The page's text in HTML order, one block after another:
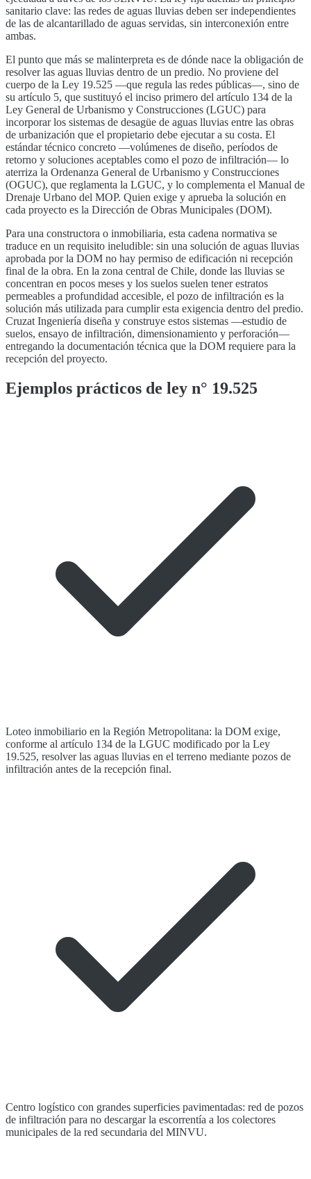
sanitario clave: las redes de aguas lluvias deben ser independientes
de las de alcantarillado de aguas servidas, sin interconexión entre
ambas.
El punto que más se malinterpreta es de dónde nace la obligación de
resolver las aguas lluvias dentro de un predio. No proviene del
cuerpo de la Ley 19.525 —que regula las redes públicas—, sino de
su artículo 5, que sustituyó el inciso primero del artículo 134 de la
Ley General de Urbanismo y Construcciones (LGUC) para
incorporar los sistemas de desagüe de aguas lluvias entre las obras
de urbanización que el propietario debe ejecutar a su costa. El
estándar técnico concreto —volúmenes de diseño, períodos de
retorno y soluciones aceptables como el pozo de infiltración— lo
aterriza la Ordenanza General de Urbanismo y Construcciones
(OGUC), que reglamenta la LGUC, y lo complementa el Manual de
Drenaje Urbano del MOP. Quien exige y aprueba la solución en
cada proyecto es la Dirección de Obras Municipales (DOM).
Para una constructora o inmobiliaria, esta cadena normativa se
traduce en un requisito ineludible: sin una solución de aguas lluvias
aprobada por la DOM no hay permiso de edificación ni recepción
final de la obra. En la zona central de Chile, donde las lluvias se
concentran en pocos meses y los suelos suelen tener estratos
permeables a profundidad accesible, el pozo de infiltración es la
solución más utilizada para cumplir esta exigencia dentro del predio.
Cruzat Ingeniería diseña y construye estos sistemas —estudio de
suelos, ensayo de infiltración, dimensionamiento y perforación—
entregando la documentación técnica que la DOM requiere para la
recepción del proyecto.
Ejemplos prácticos de ley n° 19.525
Loteo inmobiliario en la Región Metropolitana: la DOM exige,
conforme al artículo 134 de la LGUC modificado por la Ley
19.525, resolver las aguas lluvias en el terreno mediante pozos de
infiltración antes de la recepción final.
Centro logístico con grandes superficies pavimentadas: red de pozos
de infiltración para no descargar la escorrentía a los colectores
municipales de la red secundaria del MINVU.